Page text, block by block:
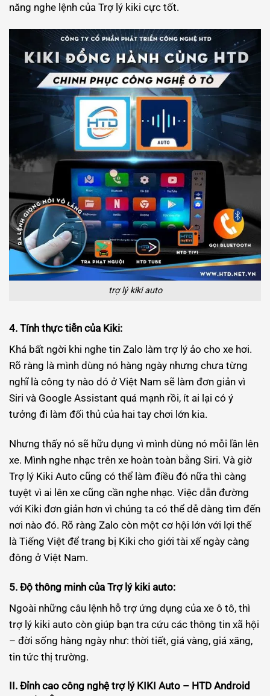
năng nghe lệnh của Trợ lý kiki cực tốt.
trợ lý kiki auto
4. Tính thực tiễn của Kiki:
Khá bất ngời khi nghe tin Zalo làm trợ lý ảo cho xe hơi.
Rõ ràng là mình dùng nó hàng ngày nhưng chưa từng
nghĩ là công ty nào dó ở Việt Nam sẽ làm đơn giản vì
Siri và Google Assistant quá mạnh rồi, ít ai lại có ý
tưởng đi làm đối thủ của hai tay chơi lớn kia.
Nhưng thấy nó sẽ hữu dụng vì mình dùng nó mỗi lần lên
xe. Mình nghe nhạc trên xe hoàn toàn bằng Siri. Và giờ
Trợ lý Kiki Auto cũng có thể làm điều đó nữa thì càng
tuyệt vì ai lên xe cũng cần nghe nhạc. Việc dẫn đường
với Kiki đơn giản hơn vì chúng ta có thể dễ dàng tìm đến
nơi nào đó. Rõ ràng Zalo còn một cơ hội lớn với lợi thế
là Tiếng Việt để trang bị Kiki cho giới tài xế ngày càng
đông ở Việt Nam.
5. Độ thông minh của Trợ lý kiki auto:
Ngoài những câu lệnh hỗ trợ ứng dụng của xe ô tô, thì
trợ lý kiki auto còn giúp bạn tra cứu các thông tin xã hội
– đời sống hàng ngày như: thời tiết, giá vàng, giá xăng,
tin tức thị trường.
II. Đỉnh cao công nghệ trợ lý KIKI Auto – HTD Android